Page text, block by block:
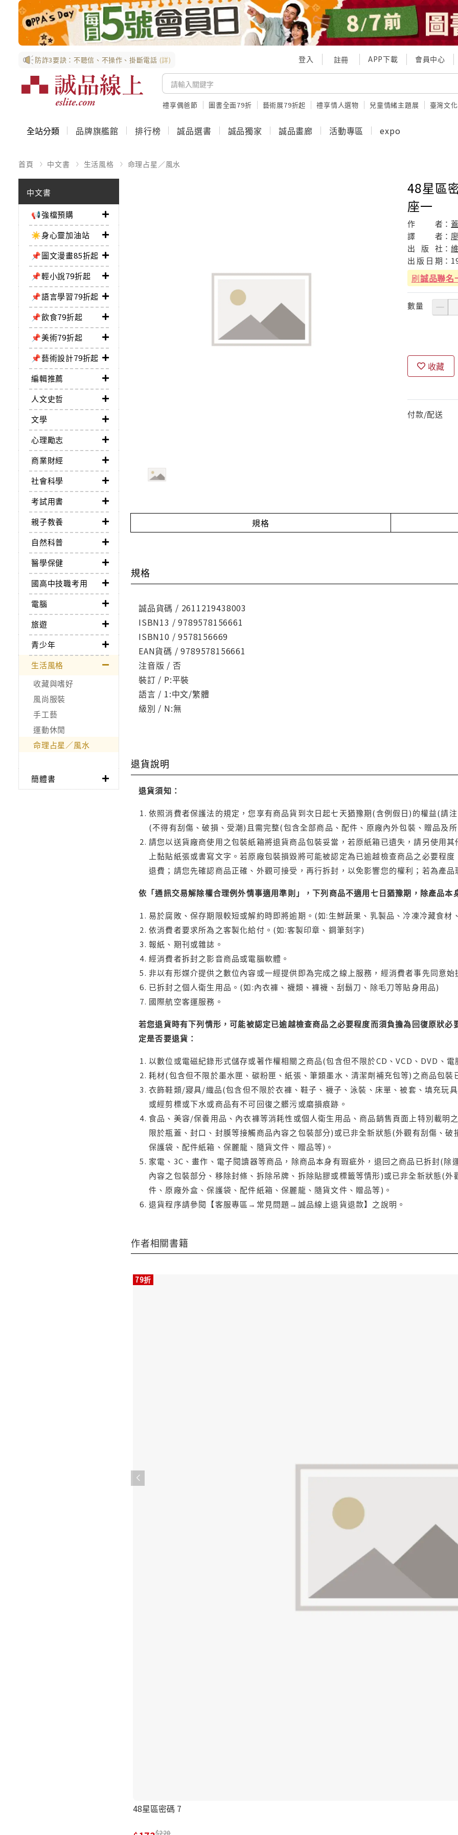
防詐3要訣：不聽信、不操作、掛斷電話 (詳) 登入 註冊 APP下載 會員中心
禮享偶爸節 圖書全面79折 藝術展79折起 禮享情人選物 兒童情緒主題展 臺灣文
全站分類 品牌旗艦館 排行榜 誠品選書 誠品獨家 誠品畫廊 活動專區 expo
首頁 中文書 生活風格 命理占星／風水
中文書
📢強檔預購
☀️身心靈加油站
📌圖文漫畫85折起
📌輕小說79折起
📌語言學習79折起
📌飲食79折起
📌美術79折起
📌藝術設計79折起
編輯推薦
人文史哲
文學
心理勵志
商業財經
社會科學
考試用書
親子教養
自然科普
醫學保健
國高中技職考用
電腦
旅遊
青少年
生活風格
收藏與嗜好
風尚服裝
手工藝
運動休閒
命理占星／風水
簡體書
48星區
座一
作 者：
譯
者：
出
版 社：
出 版 日 期：
刷誠品聯名
數量
收藏
付款/配送
規格
規格
誠品貨碼 / 2611219438003
ISBN13 / 9789578156661
ISBN10 / 9578156669
EAN貨碼 / 9789578156661
注音版 / 否
裝訂 / P:平裝
語言 / 1:中文/繁體
級別 / N:無
退貨說明
退貨須知：
依照消費者保護法的規定，您享有商品貨到次日起七天猶豫期(含例假日)的權益(請
(不得有刮傷、破損、受潮)且需完整(包含全部商品、配件、原廠內外包裝、贈品及
請您以送貨廠商使用之包裝紙箱將退貨商品包裝妥當，若原紙箱已遺失，請另使用
上黏貼紙張或書寫文字。若原廠包裝損毀將可能被認定為已逾越檢查商品之必要程
退費；請您先確認商品正確、外觀可接受，再行拆封，以免影響您的權利；若為產
依「通訊交易解除權合理例外情事適用準則」，下列商品不適用七日猶豫期，除產品本
易於腐敗、保存期限較短或解約時即將逾期。(如:生鮮蔬果、乳製品、冷凍冷藏食材
依消費者要求所為之客製化給付。(如:客製印章、鋼筆刻字)
報紙、期刊或雜誌。
經消費者拆封之影音商品或電腦軟體。
非以有形媒介提供之數位內容或一經提供即為完成之線上服務，經消費者事先同意
已拆封之個人衛生用品。(如:內衣褲、襪類、褲襪、刮鬍刀、除毛刀等貼身用品)
國際航空客運服務。
若您退貨時有下列情形，可能被認定已逾越檢查商品之必要程度而須負擔為回復原狀
定是否要退貨：
以數位或電磁紀錄形式儲存或著作權相關之商品(包含但不限於CD、VCD、DVD、
耗材(包含但不限於墨水匣、碳粉匣、紙張、筆類墨水、清潔劑補充包等)之商品包
衣飾鞋類/寢具/織品(包含但不限於衣褲、鞋子、襪子、泳裝、床單、被套、填充玩
或經剪標或下水或商品有不可回復之髒污或磨損痕跡。
食品、美容/保養用品、內衣褲等消耗性或個人衛生用品、商品銷售頁面上特別載明
限於瓶蓋、封口、封膜等接觸商品內容之包裝部分)或已非全新狀態(外觀有刮傷、
保護袋、配件紙箱、保麗龍、隨貨文件、贈品等)。
家電、3C、畫作、電子閱讀器等商品，除商品本身有瑕疵外，退回之商品已拆封(
內容之包裝部分、移除封條、拆除吊牌、拆除貼膠或標籤等情形)或已非全新狀態(
件、原廠外盒、保護袋、配件紙箱、保麗龍、隨貨文件、贈品等)。
退貨程序請參閱【客服專區→常見問題→誠品線上退貨退款】之說明。
作者相關書籍
79折
48星區密碼 7
220